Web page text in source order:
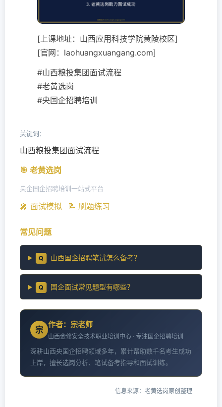
[上课地址：山西应用科技学院黄陵校区]
[官网：laohuangxuangang.com]
#山西粮投集团面试流程
#老黄选岗
#央国企招聘培训
关键词：
山西粮投集团面试流程
🎯 老黄选岗
央企国企招聘培训一站式平台
🎤 面试模拟 📝 刷题练习
常见问题
Q 山西国企招聘笔试怎么备考？
Q 国企面试常见题型有哪些？
宗
作者：宗老师
山西金修安全技术职业培训中心 · 专注国企招聘培训
深耕山西央国企招聘领域多年，累计帮助数千名考生成功
上岸，擅长选岗分析、笔试备考指导和面试训练。
信息来源：老黄选岗原创整理